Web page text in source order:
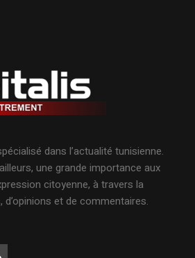
dans l’actualité tunisienne.
une grande importance aux
citoyenne, à travers la
et de commentaires.